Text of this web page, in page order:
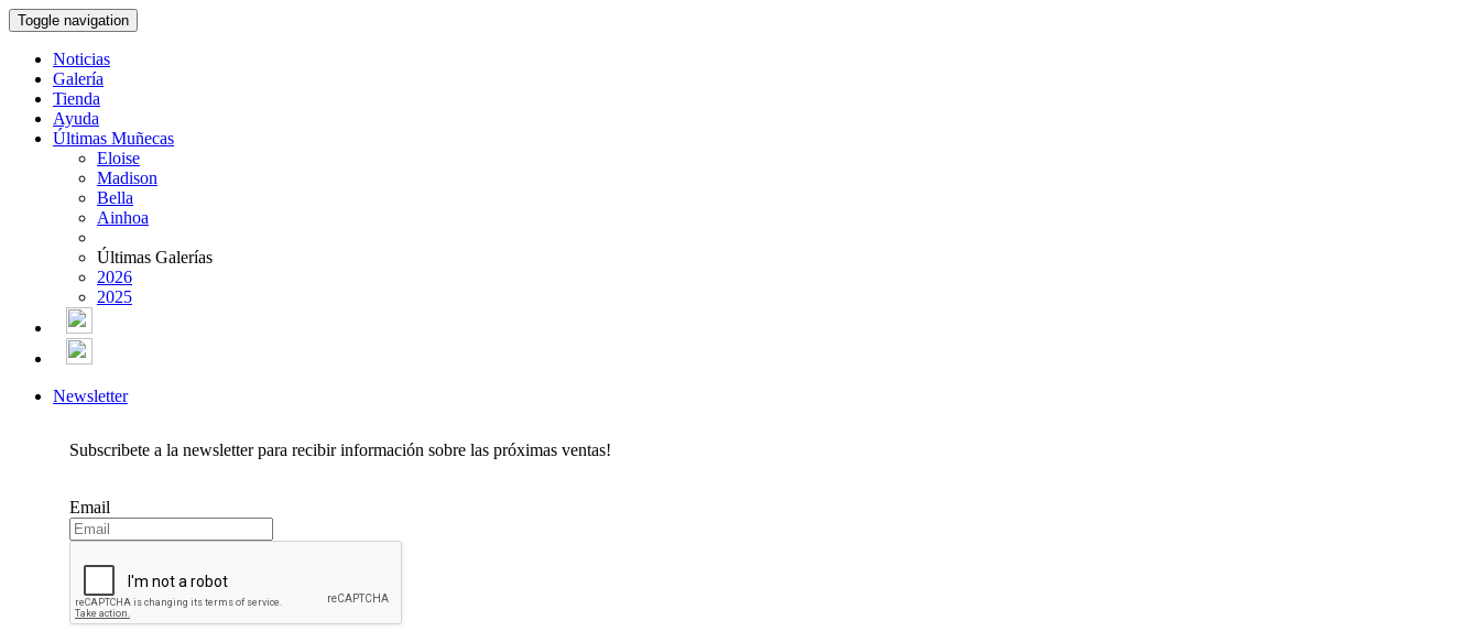
Toggle navigation
Noticias
Galería
Tienda
Ayuda
Últimas Muñecas
Eloise
Madison
Bella
Ainhoa
Últimas Galerías
2026
2025
Newsletter
Subscribete a la newsletter para recibir información sobre las próximas ventas!
Email